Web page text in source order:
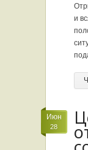
и
Июн
28